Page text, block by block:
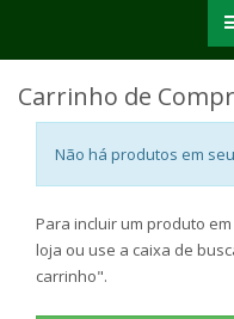
Carrinho de
Não há produtos em
Para incluir um produto
loja ou use a caixa de
carrinho".